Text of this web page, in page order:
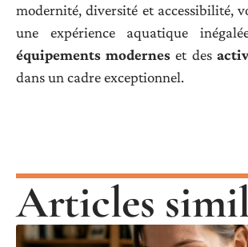
modernité, diversité et accessibilité,
une expérience aquatique
équipements modernes et des
dans un cadre exceptionnel.
Articles